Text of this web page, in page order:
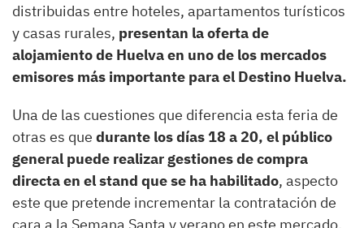
distribuidas entre hoteles, apartamentos turísticos
y casas rurales, presentan la oferta de
alojamiento de Huelva en uno de los mercados
emisores más importante para el Destino Huelva.
Una de las cuestiones que diferencia esta feria de
otras es que durante los días 18 a 20, el público
general puede realizar gestiones de compra
directa en el stand que se ha habilitado, aspecto
este que pretende incrementar la contratación de
cara a la Semana Santa y verano en este mercado.